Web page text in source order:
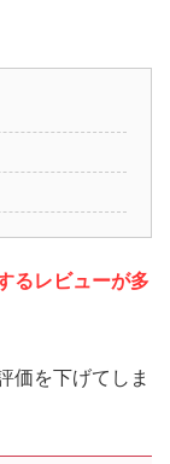
るレビューが多
価を下げてしま